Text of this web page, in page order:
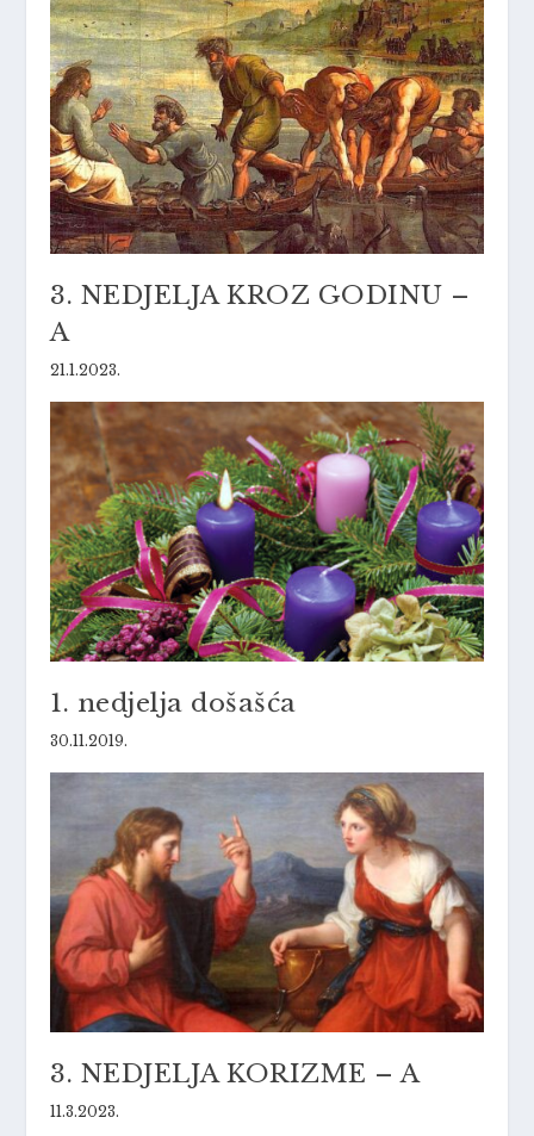
3. NEDJELJA KROZ GODINU –
A
21.1.2023.
1. nedjelja došašća
30.11.2019.
3. NEDJELJA KORIZME – A
11.3.2023.